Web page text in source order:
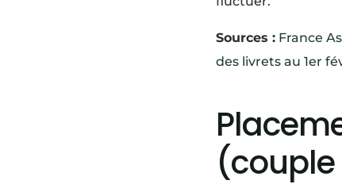
Sources : France
des livrets au 1er